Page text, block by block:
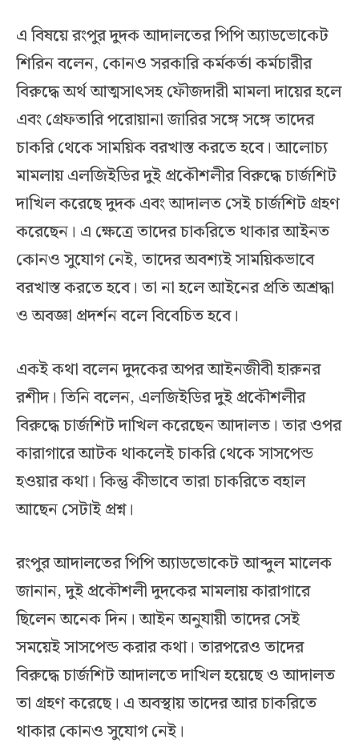
এ বিষয়ে রংপুর দুদক আদালতের পিপি অ্যাডভোকেট
শিরিন বলেন, কোনও সরকারি কর্মকর্তা কর্মচারীর
বিরুদ্ধে অর্থ আত্মসাৎসহ ফৌজদারী মামলা দায়ের হলে
এবং গ্রেফতারি পরোয়ানা জারির সঙ্গে সঙ্গে তাদের
চাকরি থেকে সাময়িক বরখাস্ত করতে হবে। আলোচ্য
মামলায় এলজিইডির দুই প্রকৌশলীর বিরুদ্ধে চার্জশিট
দাখিল করেছে দুদক এবং আদালত সেই চার্জশিট গ্রহণ
করেছেন। এ ক্ষেত্রে তাদের চাকরিতে থাকার আইনত
কোনও সুযোগ নেই, তাদের অবশ্যই সাময়িকভাবে
বরখাস্ত করতে হবে। তা না হলে আইনের প্রতি অশ্রদ্ধা
ও অবজ্ঞা প্রদর্শন বলে বিবেচিত হবে।
একই কথা বলেন দুদকের অপর আইনজীবী হারুনর
রশীদ। তিনি বলেন, এলজিইডির দুই প্রকৌশলীর
বিরুদ্ধে চার্জশিট দাখিল করেছেন আদালত। তার ওপর
কারাগারে আটক থাকলেই চাকরি থেকে সাসপেন্ড
হওয়ার কথা। কিন্তু কীভাবে তারা চাকরিতে বহাল
আছেন সেটাই প্রশ্ন।
রংপুর আদালতের পিপি অ্যাডভোকেট আব্দুল মালেক
জানান, দুই প্রকৌশলী দুদকের মামলায় কারাগারে
ছিলেন অনেক দিন। আইন অনুযায়ী তাদের সেই
সময়েই সাসপেন্ড করার কথা। তারপরেও তাদের
বিরুদ্ধে চার্জশিট আদালতে দাখিল হয়েছে ও আদালত
তা গ্রহণ করেছে। এ অবস্থায় তাদের আর চাকরিতে
থাকার কোনও সুযোগ নেই।